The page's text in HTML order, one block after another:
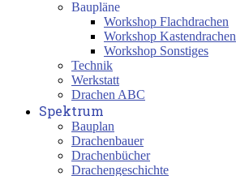
Baupläne
Workshop Flachdrachen
Workshop Kastendrachen
Workshop Sonstiges
Technik
Werkstatt
Drachen ABC
Spektrum
Bauplan
Drachenbauer
Drachenbücher
Drachengeschichte